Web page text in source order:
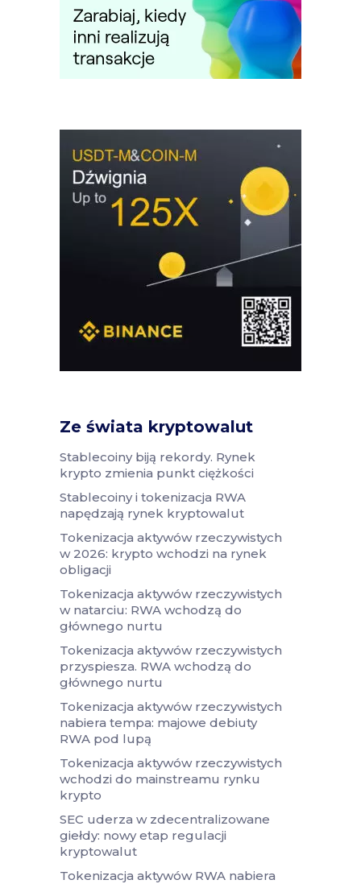
Ze świata kryptowalut
Stablecoiny biją rekordy. Rynek
krypto zmienia punkt ciężkości
Stablecoiny i tokenizacja RWA
napędzają rynek kryptowalut
Tokenizacja aktywów rzeczywistych
w 2026: krypto wchodzi na rynek
obligacji
Tokenizacja aktywów rzeczywistych
w natarciu: RWA wchodzą do
głównego nurtu
Tokenizacja aktywów rzeczywistych
przyspiesza. RWA wchodzą do
głównego nurtu
Tokenizacja aktywów rzeczywistych
nabiera tempa: majowe debiuty
RWA pod lupą
Tokenizacja aktywów rzeczywistych
wchodzi do mainstreamu rynku
krypto
SEC uderza w zdecentralizowane
giełdy: nowy etap regulacji
kryptowalut
Tokenizacja aktywów RWA nabiera